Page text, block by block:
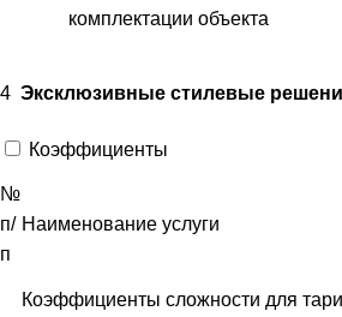
комплектации объекта
4 Эксклюзивные стилевые
Коэффициенты
№
п/
п
Наименование услуги
Коэффициенты сложности для